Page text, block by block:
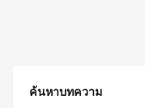
ค้นหาบทความ